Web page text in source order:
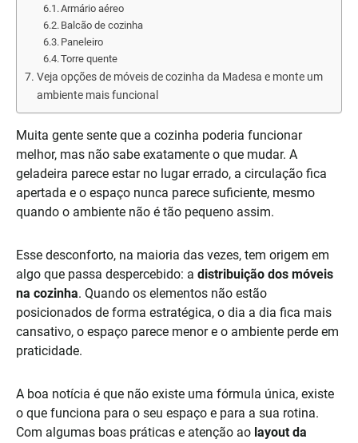
Armário aéreo
Balcão de cozinha
Paneleiro
Torre quente
Veja opções de móveis de cozinha da Madesa e monte um
ambiente mais funcional
Muita gente sente que a cozinha poderia funcionar
melhor, mas não sabe exatamente o que mudar. A
geladeira parece estar no lugar errado, a circulação fica
apertada e o espaço nunca parece suficiente, mesmo
quando o ambiente não é tão pequeno assim.
Esse desconforto, na maioria das vezes, tem origem em
algo que passa despercebido: a distribuição dos móveis
na cozinha. Quando os elementos não estão
posicionados de forma estratégica, o dia a dia fica mais
cansativo, o espaço parece menor e o ambiente perde em
praticidade.
A boa notícia é que não existe uma fórmula única, existe
o que funciona para o seu espaço e para a sua rotina.
Com algumas boas práticas e atenção ao layout da